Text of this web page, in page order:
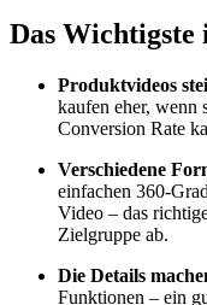
Das Wichtigste
Produktvideos
kaufen eher, wenn
Conversion Rate
Verschiedene
einfachen 360-
Video – das
Zielgruppe ab.
Die Details
Funktionen – ein